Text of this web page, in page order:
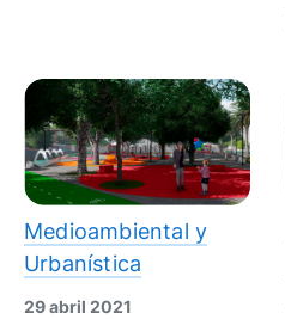
Medioambiental y
Urbanística
29 abril 2021